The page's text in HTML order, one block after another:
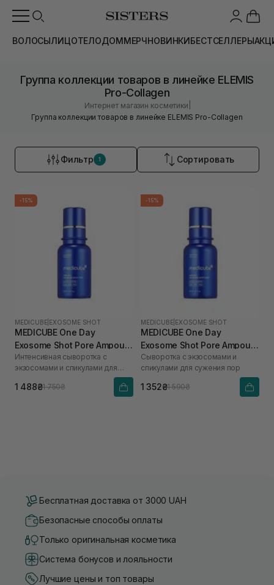
ВОЛОСЫЛИЦОТЕЛОДОММЕРЧНОВИНКИБЕСТСЕЛЛЕРЫ
Группа коллекции товаров в линейке ELEMIS
Pro-Collagen
Интернет магазин косметики
Группа коллекции товаров в линейке ELEMIS Pro-Collagen
Фильтр 1 Сортировать
-15%
MEDICUBE EXOSOME SHOT
MEDICUBE One Day
Exosome Shot Pore Ampoule
7500 30 мл
Интенсивная сыворотка с
экзосомами и спикулами для
1 488₴1 750₴
-15%
MEDICUBE EXOSOME SHOT
MEDICUBE One Day
Exosome Shot Pore Ampoule
2000 30 мл
Сыворотка с экзосомами и
спикулами для сужения пор
1 352₴1 590₴
Бесплатная доставка от 3000 UAH
Безопасные способы оплаты
Только оригинальная косметика
Система бонусов и лояльности
Лучшие цены и топ товары